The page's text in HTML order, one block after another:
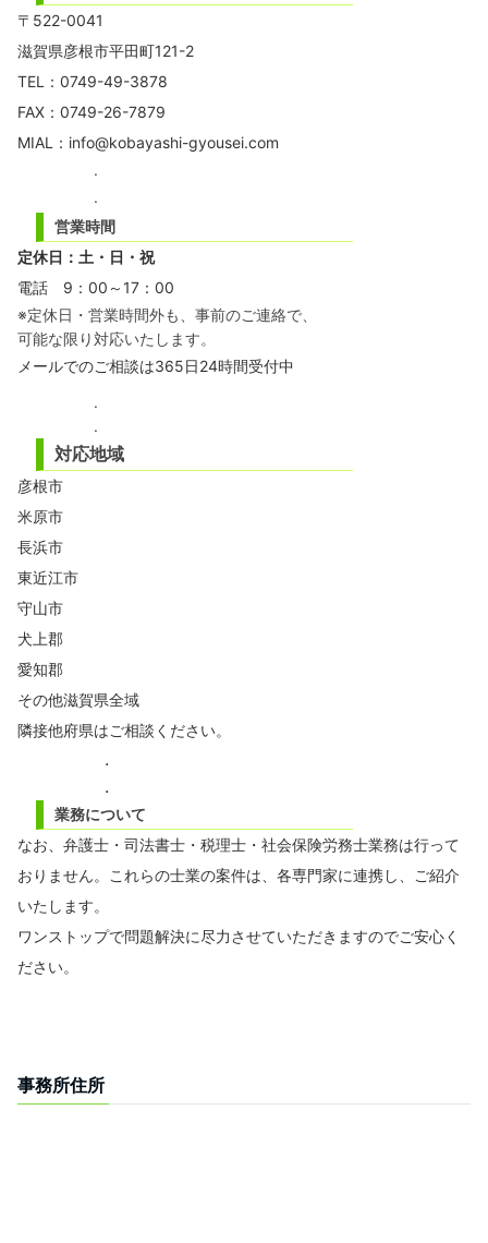
〒522-0041
滋賀県彦根市平田町121-2
TEL：0749-49-3878
FAX：0749-26-7879
MIAL： info@kobayashi-gyousei.com
.
.
営業時間
定休日：土・日・祝
電話 9：00～17：00
※定休日・営業時間外も、事前のご連絡で、
可能な限り対応いたします。
メールでのご相談は365日24時間受付中
.
.
対応地域
彦根市
米原市
長浜市
東近江市
守山市
犬上郡
愛知郡
その他滋賀県全域
隣接他府県はご相談ください。
.
.
業務について
なお、弁護士・司法書士・税理士・社会保険労務士業務は行って
おりません。これらの士業の案件は、各専門家に連携し、ご紹介
いたします。
ワンストップで問題解決に尽力させていただきますのでご安心く
ださい。
事務所住所